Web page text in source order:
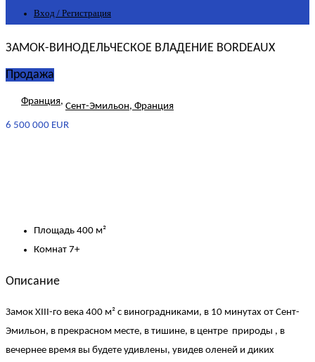
Вход / Регистрация
ЗАМОК-ВИНОДЕЛЬЧЕСКОЕ ВЛАДЕНИЕ BORDEAUX
Продажа
Франция, Сент-Эмильон, Франция
6 500 000 EUR
Площадь 400 м²
Комнат 7+
Описание
Замок XIII-го века 400 м² с виноградниками, в 10 минутах от Сент-
Эмильон, в прекрасном месте, в тишине, в центре природы , в
вечернее время вы будете удивлены, увидев оленей и диких